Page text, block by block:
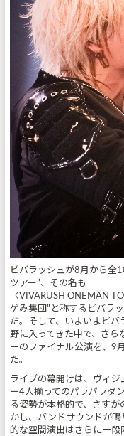
ビバラッシュが8月から全
ツアー”、その名も
〈VIVARUSH ONEMAN
ゲみ集団”と称するビバラ
だ。そして、いよいよビ
野に入ってきた中で、さら
ーのファイナル公演を、9
た。
ライブの幕開けは、ヴィジ
ー4人揃ってのパラパラダ
る姿勢が本格的で、さす
かし、バンドサウンドが
的な空間演出はさらに一